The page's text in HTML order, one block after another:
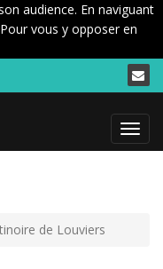
audience. En naviguant
vous y opposer en
Menu
de Louviers